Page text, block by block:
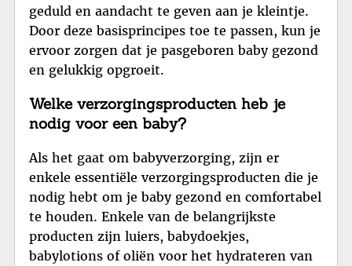
geduld en aandacht te geven aan je kleintje.
Door deze basisprincipes toe te passen, kun je
ervoor zorgen dat je pasgeboren baby gezond
en gelukkig opgroeit.
Welke verzorgingsproducten heb je
nodig voor een baby?
Als het gaat om babyverzorging, zijn er
enkele essentiële verzorgingsproducten die je
nodig hebt om je baby gezond en comfortabel
te houden. Enkele van de belangrijkste
producten zijn luiers, babydoekjes,
babylotions of oliën voor het hydrateren van